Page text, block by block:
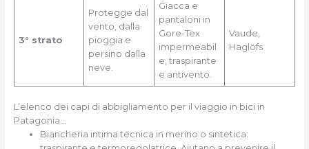
3° strato
Protegge dal
vento, dalla
pioggia e
persino dalla
neve.
Giacca e
pantaloni in
Gore-Tex
impermeabil
e, traspirante
e antivento.
Vaude,
Haglöfs
L’elenco dei capi di abbigliamento per il viaggio in bici in
Patagonia…
Biancheria intima tecnica in merino o sintetica: